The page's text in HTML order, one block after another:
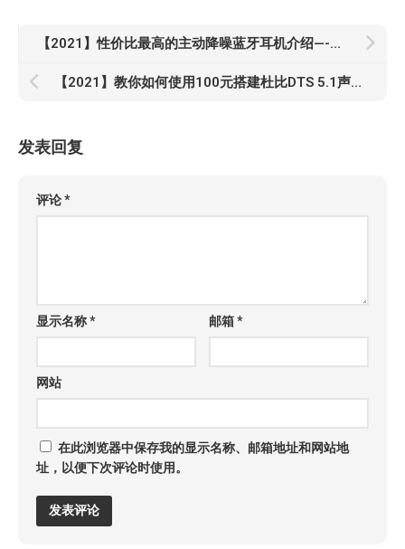
【2021】性价比最高的主动降噪蓝牙耳机介绍—-第二期
【2021】教你如何使用100元搭建杜比DTS 5.1声道解码环绕音箱系统
发表回复
评论*
显示名称* 邮箱*
网站
在此浏览器中保存我的显示名称、邮箱地址和网站地
址，以便下次评论时使用。